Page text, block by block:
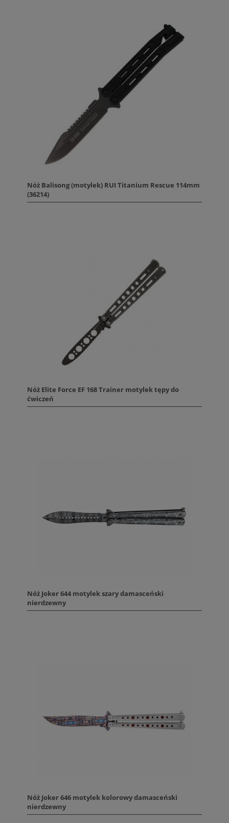
Nóż Balisong (motylek) RUI Titanium Rescue 114mm
(36214)
Nóż Elite Force EF 168 Trainer motylek tępy do
ćwiczeń
Nóż Joker 644 motylek szary damasceński
nierdzewny
Nóż Joker 646 motylek kolorowy damasceński
nierdzewny